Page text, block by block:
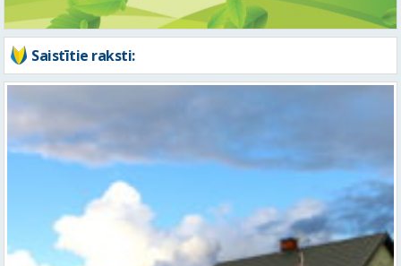
Saistītie raksti: